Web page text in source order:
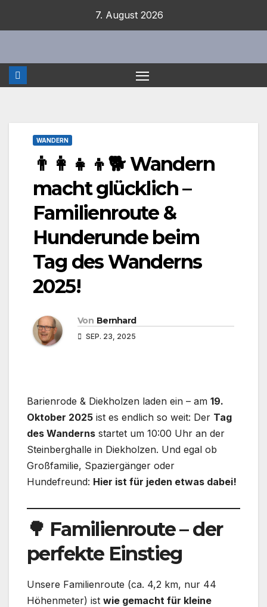
7. August 2026
WANDERN
👨‍👩‍👧‍👦🐕 Wandern
macht glücklich –
Familienroute &
Hunderunde beim
Tag des Wanderns
2025!
Von Bernhard
SEP. 23, 2025
Barienrode & Diekholzen laden ein – am 19.
Oktober 2025 ist es endlich so weit: Der Tag
des Wanderns startet um 10:00 Uhr an der
Steinberghalle in Diekholzen. Und egal ob
Großfamilie, Spaziergänger oder
Hundefreund: Hier ist für jeden etwas dabei!
🌳 Familienroute – der
perfekte Einstieg
Unsere Familienroute (ca. 4,2 km, nur 44
Höhenmeter) ist wie gemacht für kleine